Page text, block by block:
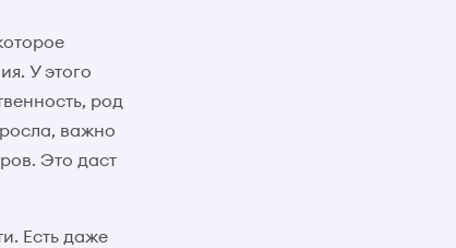
У этого
род
важно
Это даст
Есть даже